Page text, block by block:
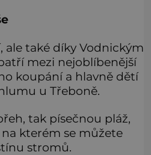
ale také díky Vodnickým
mezi nejoblíbenější
koupání a hlavně dětí
u Třeboně.
tak písečnou pláž,
kterém se můžete
stromů.